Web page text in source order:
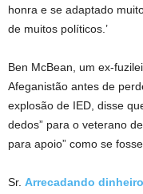
honra e se adaptado
de muitos políticos.’
Ben McBean, um ex-
Afeganistão antes de
explosão de IED, disse
dedos” para o veterano
para apoio” como se
Sr. Arrecadando